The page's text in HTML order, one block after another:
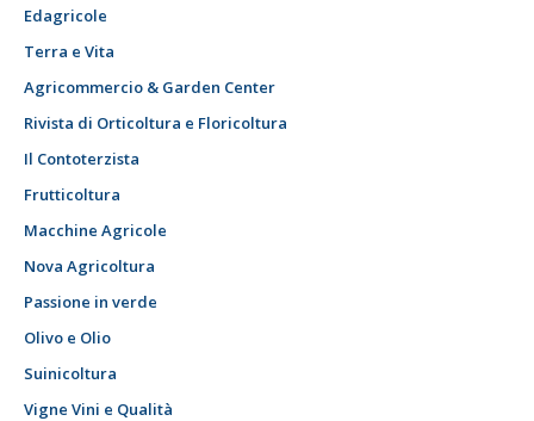
Edagricole
Terra e Vita
Agricommercio & Garden Center
Rivista di Orticoltura e Floricoltura
Il Contoterzista
Frutticoltura
Macchine Agricole
Nova Agricoltura
Passione in verde
Olivo e Olio
Suinicoltura
Vigne Vini e Qualità